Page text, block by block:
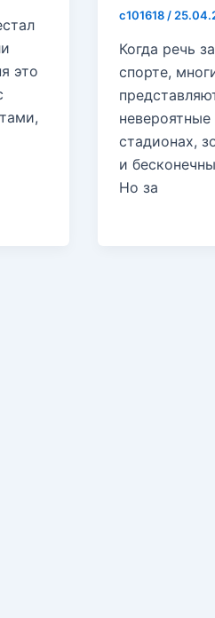
это
c101618/
Когда речь
спорте,
стадионах,
и
Но за